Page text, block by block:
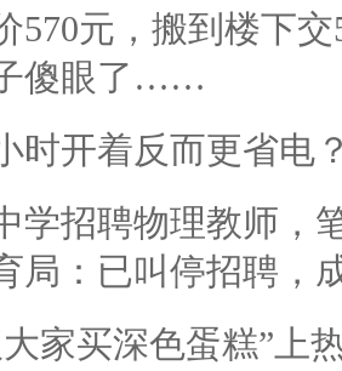
570元，搬到楼下
傻眼了……
时开着反而更省电
学招聘物理教师，
局：已叫停招聘，
家买深色蛋糕”上